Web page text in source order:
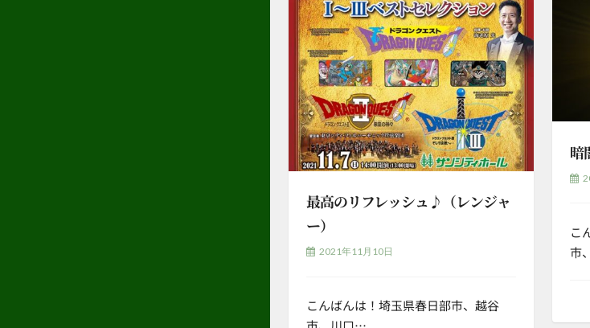
最高のリフレッシュ♪（レンジャ
ー）
2021年11月10日
こんばんは！埼玉県春日部市、越谷
暗
こ
市